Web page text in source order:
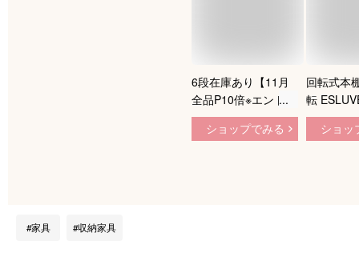
6段在庫あり【11月
全品P10倍※エントリ
ー必須＆500円クー
ポンあり】 ESLUVE
ショップでみる
回転式本
転
木製 スリ
おしゃ
ショッ
家具 収納家具